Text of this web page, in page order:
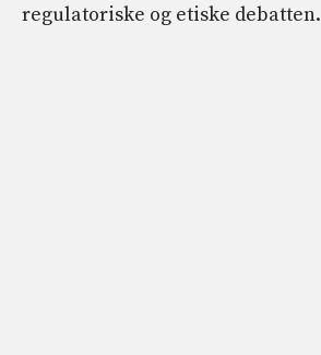
regulatoriske og etiske debatten.